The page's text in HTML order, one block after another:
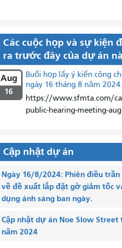
Các cuộc họp và sự kiện
ra trước đây của dự án
Aug
16
Buổi họp lấy ý kiến ​​công
ngày 16 tháng 8 năm 2024.
https://www.sfmta.com/
public-hearing-meeting-
Cập nhật dự án
Ngày 16/8/2024: Phiên điều trần
về đề xuất lắp đặt gờ giảm tốc
dụng ánh sáng ban ngày.
Cập nhật dự án Noe Slow Street
năm 2024